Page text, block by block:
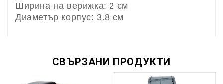
Ширина на верижка: 2 см
Диаметър корпус: 3.8 см
СВЪРЗАНИ ПРОДУКТИ